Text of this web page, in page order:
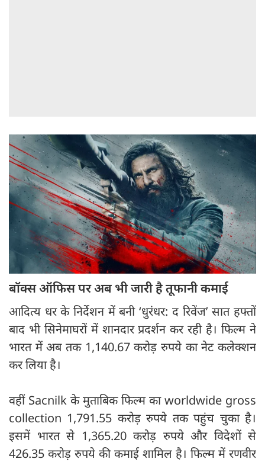
बॉक्स ऑफिस पर अब भी जारी है तूफानी कमाई
आदित्य धर के निर्देशन में बनी ‘धुरंधर: द रिवेंज’ सात हफ्तों
बाद भी सिनेमाघरों में शानदार प्रदर्शन कर रही है। फिल्म ने
भारत में अब तक 1,140.67 करोड़ रुपये का नेट कलेक्शन
कर लिया है।
वहीं Sacnilk के मुताबिक फिल्म का worldwide gross
collection 1,791.55 करोड़ रुपये तक पहुंच चुका है।
इसमें भारत से 1,365.20 करोड़ रुपये और विदेशों से
426.35 करोड़ रुपये की कमाई शामिल है। फिल्म में रणवीर